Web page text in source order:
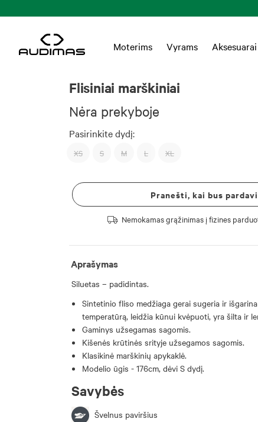
Moterims Vyrams Aksesuarai
Flisiniai marškiniai
Nėra prekyboje
Pasirinkite dydį:
XS S M L XL
Pranešti, kai bus
Nemokamas grąžinimas į fizines
Aprašymas
Siluetas – padidintas.
Sintetinio fliso medžiaga gerai sugeria ir
temperatūrą, leidžia kūnui kvėpuoti, yra šilta ir
Gaminys užsegamas sagomis.
Kišenės krūtinės srityje užsegamos sagomis.
Klasikinė marškinių apykaklė.
Modelio ūgis - 176cm, dėvi S dydį.
Savybės
Švelnus paviršius